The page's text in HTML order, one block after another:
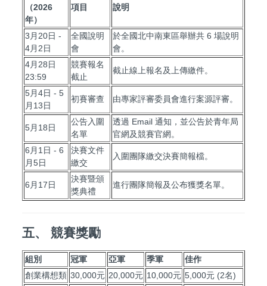
（2026
年）
項目 說明
3月20日 -
4月2日
全國說明
會
於全國北中南東區舉辦共 6 場說明
會。
4月28日
23:59
競賽報名
截止
截止線上報名及上傳繳件。
5月4日 - 5
月13日
初賽審查 由專家評審委員會進行案源評審。
5月18日
公告入圍
名單
透過 Email 通知，並公告於青年局
官網及競賽官網。
6月1日 - 6
月5日
決賽文件
繳交
入圍團隊繳交決賽簡報檔。
6月17日
決賽暨頒
獎典禮
進行團隊簡報及公布獲獎名單。
五、 競賽獎勵
組別 冠軍 亞軍 季軍
佳作
創業構想類 30,000元 20,000元 10,000元 5,000元 (2名)